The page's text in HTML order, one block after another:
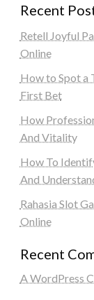
Recent
Retell Joyful
Online
How to Spot a
First Bet
How
And Vitality
How To
And
Rahasia Slot
Online
Recent
A WordPress